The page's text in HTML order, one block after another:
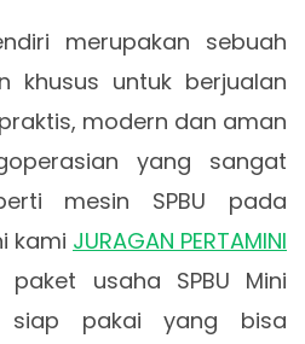
merupakan sebuah
khusus untuk berjualan
modern dan aman
yang sangat
mesin SPBU pada
kami JURAGAN PERTAMINI
usaha SPBU Mini
siap pakai yang bisa